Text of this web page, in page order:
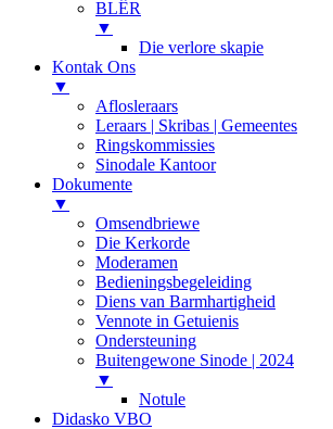
BLÊR
▼
Die verlore skapie
Kontak Ons
▼
Aflosleraars
Leraars | Skribas | Gemeentes
Ringskommissies
Sinodale Kantoor
Dokumente
▼
Omsendbriewe
Die Kerkorde
Moderamen
Bedieningsbegeleiding
Diens van Barmhartigheid
Vennote in Getuienis
Ondersteuning
Buitengewone Sinode | 2024
▼
Notule
Didasko VBO